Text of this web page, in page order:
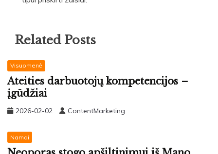
Related Posts
Visuomenė
Ateities darbuotojų kompetencijos –
įgūdžiai
2026-02-02 ContentMarketing
Namai